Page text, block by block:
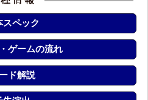
スペック
ゲームの流れ
ド解説